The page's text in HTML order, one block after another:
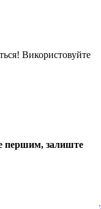
Використовуйте
першим, залиште